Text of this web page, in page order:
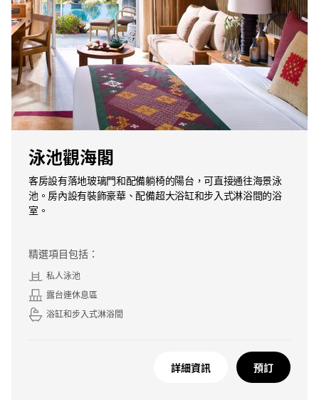
泳池觀海閣
客房設有落地玻璃門和配備躺椅的陽台，可直接通往海景泳
池。房內設有裝飾豪華、配備超大浴缸和步入式淋浴間的浴
室。
精選項目包括：
私人泳池
露台連休息區
浴缸和步入式淋浴間
詳細資訊 預訂